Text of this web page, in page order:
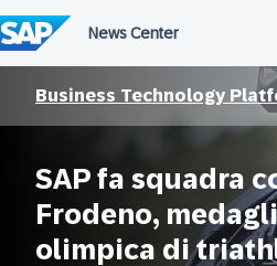
al
contenuto
Business Technology
SAP fa squadra
Frodeno,
olimpica di